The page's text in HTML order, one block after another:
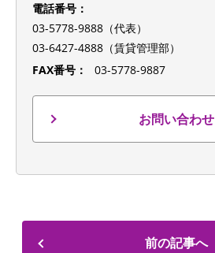
電話番号：
03-5778-9888（代表）
03-6427-4888（賃貸管理部）
FAX番号：
03-5778-9887
お問い合わせ
前の記事へ